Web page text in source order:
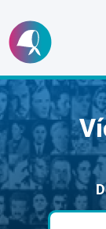
Ir
al
contenido